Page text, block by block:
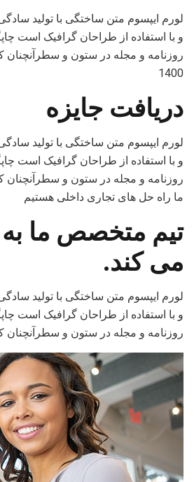
لورم ایپسوم متن ساختگی با تولید
و با استفاده از طراحان گرافیک است
روزنامه و مجله در ستون و سطرآنچنان
1400
دریافت جایزه
لورم ایپسوم متن ساختگی با تولید
و با استفاده از طراحان گرافیک است
روزنامه و مجله در ستون و سطرآنچنان
ما راه حل های تجاری داخلی هستیم
تیم متخصص ما
می کند.
لورم ایپسوم متن ساختگی با تولید
و با استفاده از طراحان گرافیک است
روزنامه و مجله در ستون و سطرآنچنان